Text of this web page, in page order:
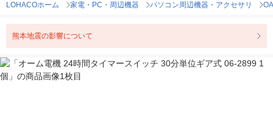
LOHACOホーム 家電・PC・周辺機器 パソコン周辺機器・アクセサリ
熊本地震の影響について